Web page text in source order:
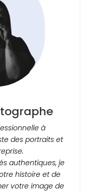
à
des portraits et
authentiques, je
histoire et de
votre image de